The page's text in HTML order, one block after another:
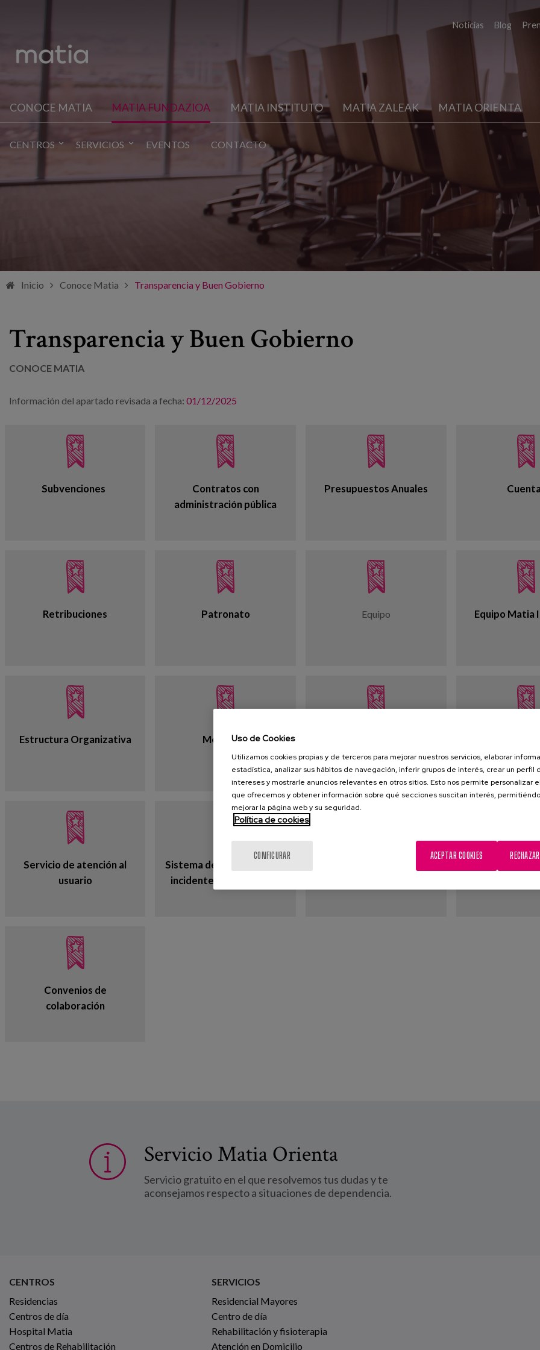
Noticias Blog
CONOCE MATIA MATIA FUNDAZIOA MATIA INSTITUTO MATIA ZALEAK MATIA ORIENTA
CENTROS SERVICIOS EVENTOS CONTACTO
Inicio Conoce Matia Transparencia y Buen Gobierno
Transparencia y Buen Gobierno
CONOCE MATIA
Información del apartado revisada a fecha: 01/12/2025
Subvenciones
Contratos con
administración pública
Presupuestos Anuales
Retribuciones Patronato Equipo Equipo
Estructura Organizativa Memorias
Servicio de atención al
usuario
Sistema de notificación de
incidentes de seguridad
Convenios de
colaboración
Servicio Matia Orienta
Servicio gratuito en el que resolvemos tus dudas y te
aconsejamos respecto a situaciones de dependencia.
CENTROS
Residencias
Centros de día
Hospital Matia
Centros de Rehabilitación
SERVICIOS
Residencial Mayores
Centro de día
Rehabilitación y fisioterapia
Atención en Domicilio
Uso de Cookies
Utilizamos cookies propias y de terceros para mejorar nuestros servicios, elaborar
estadística, analizar sus hábitos de navegación, inferir grupos de interés, crear un perfil
intereses y mostrarle anuncios relevantes en otros sitios. Esto nos permite personalizar
que ofrecemos y obtener información sobre qué secciones suscitan interés,
mejorar la página web y su seguridad.
Política de cookies
CONFIGURAR ACEPTAR COOKIES